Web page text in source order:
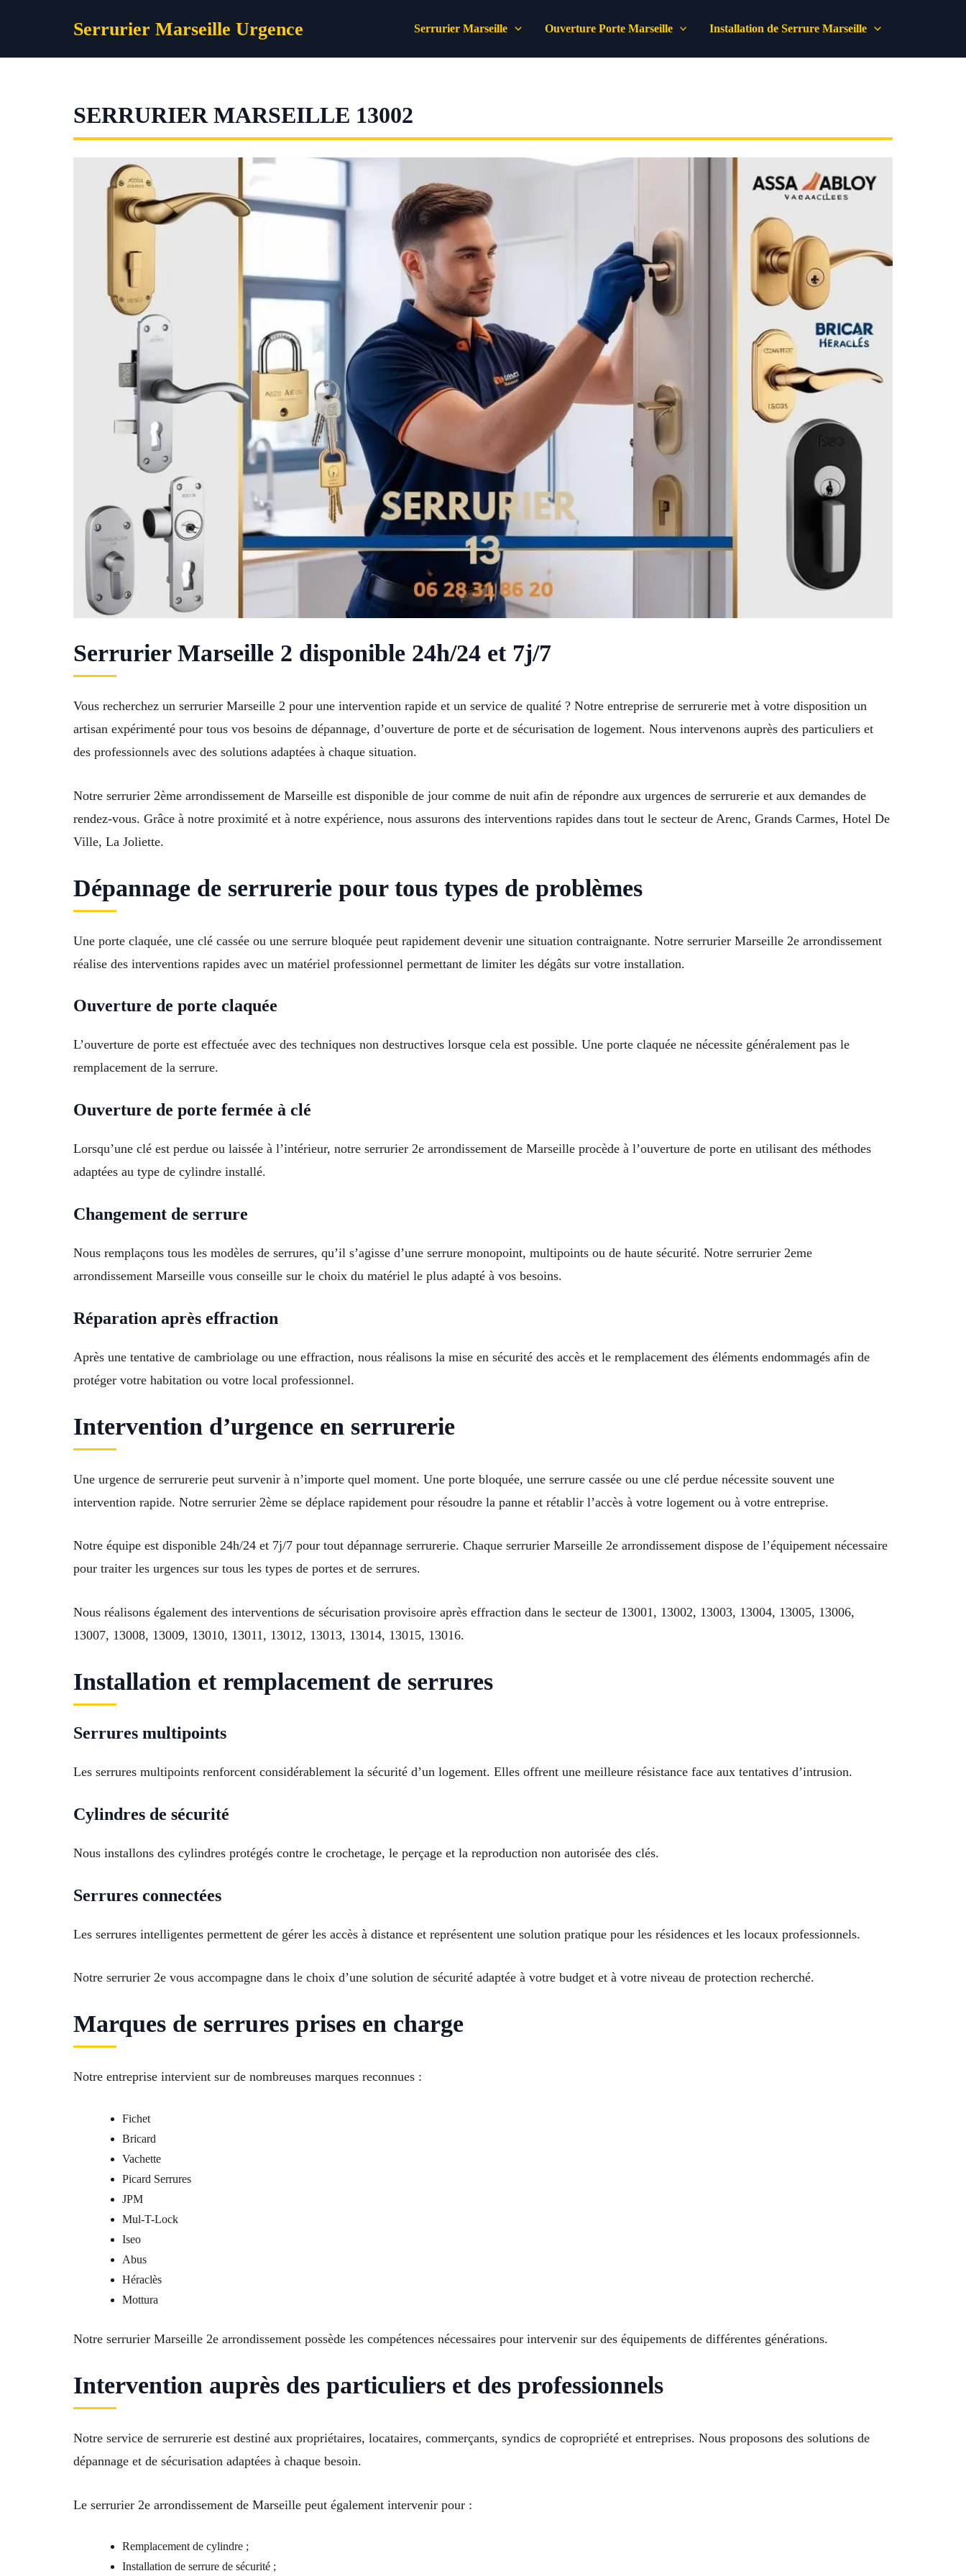
Serrurier Marseille Urgence Serrurier Marseille Ouverture Porte Marseille Installation de Serrure Marseille
SERRURIER MARSEILLE 13002
Serrurier Marseille 2 disponible 24h/24 et 7j/7
Vous recherchez un serrurier Marseille 2 pour une intervention rapide et un service de qualité ? Notre entreprise de serrurerie met à votre disposition un
artisan expérimenté pour tous vos besoins de dépannage, d’ouverture de porte et de sécurisation de logement. Nous intervenons auprès des particuliers et
des professionnels avec des solutions adaptées à chaque situation.
Notre serrurier 2ème arrondissement de Marseille est disponible de jour comme de nuit afin de répondre aux urgences de serrurerie et aux demandes de
rendez-vous. Grâce à notre proximité et à notre expérience, nous assurons des interventions rapides dans tout le secteur de Arenc, Grands Carmes, Hotel De
Ville, La Joliette.
Dépannage de serrurerie pour tous types de problèmes
Une porte claquée, une clé cassée ou une serrure bloquée peut rapidement devenir une situation contraignante. Notre serrurier Marseille 2e arrondissement
réalise des interventions rapides avec un matériel professionnel permettant de limiter les dégâts sur votre installation.
Ouverture de porte claquée
L’ouverture de porte est effectuée avec des techniques non destructives lorsque cela est possible. Une porte claquée ne nécessite généralement pas le
remplacement de la serrure.
Ouverture de porte fermée à clé
Lorsqu’une clé est perdue ou laissée à l’intérieur, notre serrurier 2e arrondissement de Marseille procède à l’ouverture de porte en utilisant des méthodes
adaptées au type de cylindre installé.
Changement de serrure
Nous remplaçons tous les modèles de serrures, qu’il s’agisse d’une serrure monopoint, multipoints ou de haute sécurité. Notre serrurier 2eme
arrondissement Marseille vous conseille sur le choix du matériel le plus adapté à vos besoins.
Réparation après effraction
Après une tentative de cambriolage ou une effraction, nous réalisons la mise en sécurité des accès et le remplacement des éléments endommagés afin de
protéger votre habitation ou votre local professionnel.
Intervention d’urgence en serrurerie
Une urgence de serrurerie peut survenir à n’importe quel moment. Une porte bloquée, une serrure cassée ou une clé perdue nécessite souvent une
intervention rapide. Notre serrurier 2ème se déplace rapidement pour résoudre la panne et rétablir l’accès à votre logement ou à votre entreprise.
Notre équipe est disponible 24h/24 et 7j/7 pour tout dépannage serrurerie. Chaque serrurier Marseille 2e arrondissement dispose de l’équipement nécessaire
pour traiter les urgences sur tous les types de portes et de serrures.
Nous réalisons également des interventions de sécurisation provisoire après effraction dans le secteur de 13001, 13002, 13003, 13004, 13005, 13006,
13007, 13008, 13009, 13010, 13011, 13012, 13013, 13014, 13015, 13016.
Installation et remplacement de serrures
Serrures multipoints
Les serrures multipoints renforcent considérablement la sécurité d’un logement. Elles offrent une meilleure résistance face aux tentatives d’intrusion.
Cylindres de sécurité
Nous installons des cylindres protégés contre le crochetage, le perçage et la reproduction non autorisée des clés.
Serrures connectées
Les serrures intelligentes permettent de gérer les accès à distance et représentent une solution pratique pour les résidences et les locaux professionnels.
Notre serrurier 2e vous accompagne dans le choix d’une solution de sécurité adaptée à votre budget et à votre niveau de protection recherché.
Marques de serrures prises en charge
Notre entreprise intervient sur de nombreuses marques reconnues :
Fichet
Bricard
Vachette
Picard Serrures
JPM
Mul-T-Lock
Iseo
Abus
Héraclès
Mottura
Notre serrurier Marseille 2e arrondissement possède les compétences nécessaires pour intervenir sur des équipements de différentes générations.
Intervention auprès des particuliers et des professionnels
Notre service de serrurerie est destiné aux propriétaires, locataires, commerçants, syndics de copropriété et entreprises. Nous proposons des solutions de
dépannage et de sécurisation adaptées à chaque besoin.
Le serrurier 2e arrondissement de Marseille peut également intervenir pour :
Remplacement de cylindre ;
Installation de serrure de sécurité ;